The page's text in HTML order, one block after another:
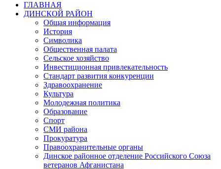
ГЛАВНАЯ
ДИНСКОЙ РАЙОН
Общая информация
История
Символика
Общественная палата
Сельское хозяйство
Инвестиционная привлекательность
Стандарт развития конкуренции
Здравоохранение
Культура
Молодежная политика
Образование
Спорт
СМИ района
Прокуратура
Правоохранительные органы
Динское районное отделение Российского Союза
ветеранов Афганистана